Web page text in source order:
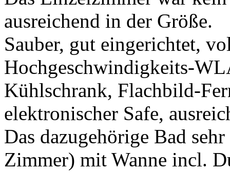
ausreichend in der Größe.
Sauber, gut eingerichtet,
Hochgeschwindigkeits-
Kühlschrank, Flachbild-
elektronischer Safe,
Das dazugehörige Bad
Zimmer) mit Wanne incl.